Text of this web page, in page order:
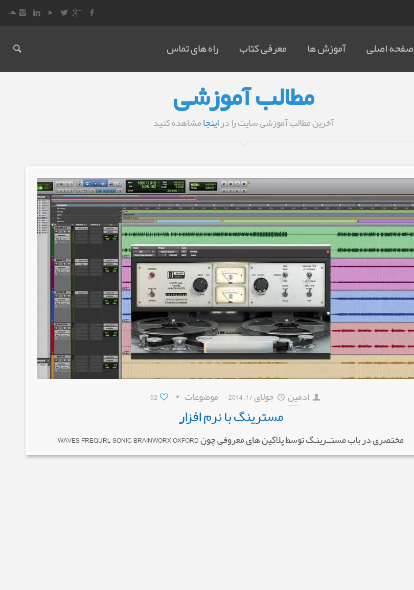
صفحه اصلی آموزش ها معرفی کتاب راه های تماس
مطالب آموزشی
آخرین مطالب آموزشی سایت را دراینجامشاهده کنید
ادمین جولای 17, 2014 موضوعات 92
مسترینگ با نرم افزار
مختصری در باب مستــرینـگ توسط پلاگین های معروفی چون WAVES FREQURL SONIC BRAINWORX OXFORD